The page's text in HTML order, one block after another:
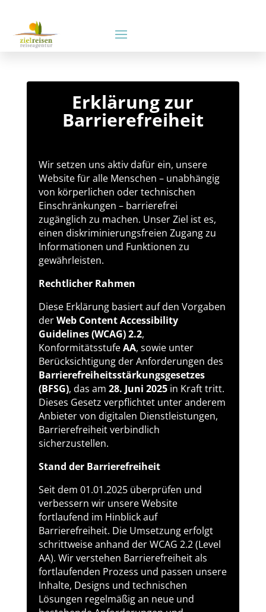
Erklärung zur
Barrierefreiheit
Wir setzen uns aktiv dafür ein, unsere
Website für alle Menschen – unabhängig
von körperlichen oder technischen
Einschränkungen – barrierefrei
zugänglich zu machen. Unser Ziel ist es,
einen diskriminierungsfreien Zugang zu
Informationen und Funktionen zu
gewährleisten.
Rechtlicher Rahmen
Diese Erklärung basiert auf den Vorgaben
derWeb Content Accessibility
Guidelines (WCAG) 2.2,
KonformitätsstufeAA, sowie unter
Berücksichtigung der Anforderungen des
Barrierefreiheitsstärkungsgesetzes
(BFSG), das am 28. Juni 2025in Kraft tritt.
Dieses Gesetz verpflichtet unter anderem
Anbieter von digitalen Dienstleistungen,
Barrierefreiheit verbindlich
sicherzustellen.
Stand der Barrierefreiheit
Seit dem 01.01.2025 überprüfen und
verbessern wir unsere Website
fortlaufend im Hinblick auf
Barrierefreiheit. Die Umsetzung erfolgt
schrittweise anhand der WCAG 2.2 (Level
AA). Wir verstehen Barrierefreiheit als
fortlaufenden Prozess und passen unsere
Inhalte, Designs und technischen
Lösungen regelmäßig an neue und